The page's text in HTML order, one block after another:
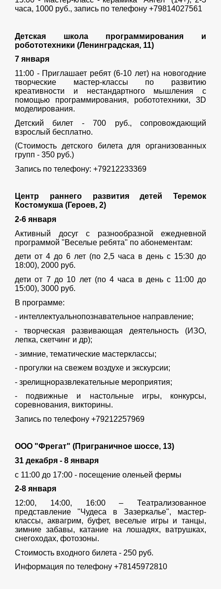
часа, 1000 руб., запись по телефону +79814027561
Детская школа программирования и
робототехники (Ленинградская, 11)
7 января
11:00 - Приглашает ребят (6-10 лет) на новогодние
творческие мастер-классы по развитию
креативности и нестандартного мышления с
помощью программирования, робототехники, 3D
моделирования.
Детский билет - 700 руб., сопровождающий
взрослый бесплатно.
(Стоимость детского билета для организованных
групп - 350 руб.)
Запись по телефону: +79212233369
Центр раннего развития детей Теремок
Костомукша (Героев, 2)
2-6 января
Активный досуг с разнообразной ежедневной
программой "Веселые ребята" по абонементам:
дети от 4 до 6 лет (по 2,5 часа в день с 15:30 до
18:00), 2000 руб.
дети от 7 до 10 лет (по 4 часа в день с 11:00 до
15:00), 3000 руб.
В программе:
- интеллектуальнопознавательное направление;
- творческая развивающая деятельность (ИЗО,
лепка, скетчинг и др);
- зимние, тематические мастерклассы;
- прогулки на свежем воздухе и экскурсии;
- зрелищноразвлекательные мероприятия;
- подвижные и настольные игры, конкурсы,
соревнования, викторины.
Запись по телефону +79212257969
ООО "Фрегат" (Приграничное шоссе, 13)
31 декабря - 8 января
с 11:00 до 17:00 - посещение оленьей фермы
2-8 января
12:00, 14:00, 16:00 – Театрализованное
представление "Чудеса в Зазеркалье", мастер-
классы, аквагрим, буфет, веселые игры и танцы,
зимние забавы, катание на лошадях, ватрушках,
снегоходах, фотозоны.
Стоимость входного билета - 250 руб.
Информация по телефону +78145972810